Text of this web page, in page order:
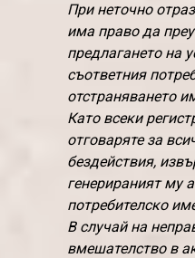
При неточно
има право да
предлагането на
съответния
отстраняването
Като всеки
отговаряте за
бездействия,
генерираният му
потребителско
В случай на
вмешателство в